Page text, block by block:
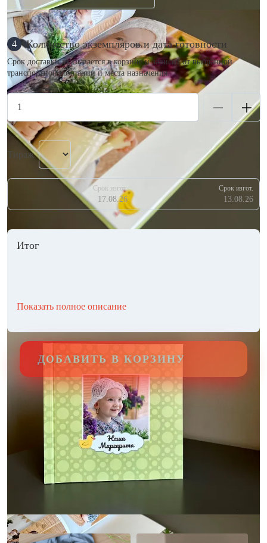
4 Количество экземпляров и дата готовности
Срок доставки указывается в корзине и зависит от выбранной
транспортной компании и места назначения.
Тираж
Срок изгот.
17.08.26
Срок изгот.
13.08.26
Итог
Показать полное описание
ДОБАВИТЬ В КОРЗИНУ
Другие стили фотокниг